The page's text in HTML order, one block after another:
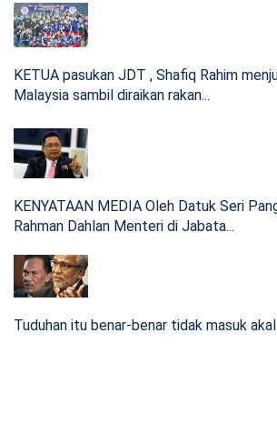
PM Anwar tinjau kebakaran besar jejas
penduduk di Sandakan
Kebangsaan (SK) Gas pada...
16:04 Apr 22, 2026
warga Malaysia antara mangsa
dilaporkan terhempas d...
NRES: Keluasan sebenar Pulau
KETUA pasukan JDT , Shafiq Rahim
Malaysia sambil diraikan rakan...
KENYATAAN MEDIA Oleh Datuk Seri
Rahman Dahlan Menteri di Jabata...
Tuduhan itu benar-benar tidak masuk akal